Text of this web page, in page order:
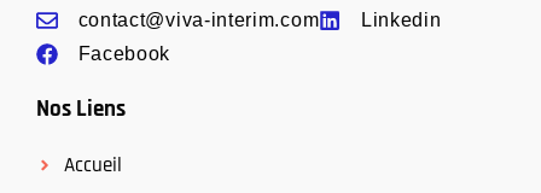
contact@viva-interim.com
Linkedin
Facebook
Nos Liens
Accueil